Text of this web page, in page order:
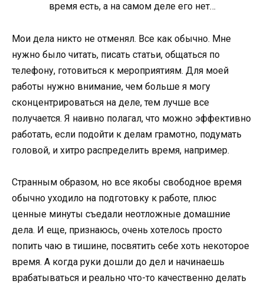
время есть, а на самом деле его нет…
Мои дела никто не отменял. Все как обычно. Мне
нужно было читать, писать статьи, общаться по
телефону, готовиться к мероприятиям. Для моей
работы нужно внимание, чем больше я могу
сконцентрироваться на деле, тем лучше все
получается. Я наивно полагал, что можно эффективно
работать, если подойти к делам грамотно, подумать
головой, и хитро распределить время, например.
Странным образом, но все якобы свободное время
обычно уходило на подготовку к работе, плюс
ценные минуты съедали неотложные домашние
дела. И еще, признаюсь, очень хотелось просто
попить чаю в тишине, посвятить себе хоть некоторое
время. А когда руки дошли до дел и начинаешь
врабатываться и реально что-то качественно делать